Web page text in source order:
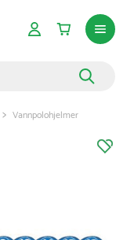
Vannpolohjelmer